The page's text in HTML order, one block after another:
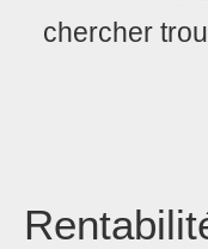
chercher